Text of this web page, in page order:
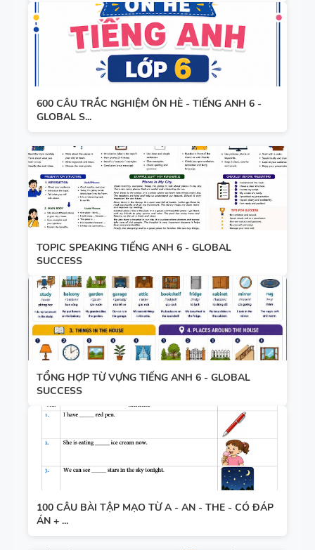
600 CÂU TRẮC NGHIỆM ÔN HÈ - TIẾNG ANH 6 -
GLOBAL S...
TOPIC SPEAKING TIẾNG ANH 6 - GLOBAL
SUCCESS
TỔNG HỢP TỪ VỰNG TIẾNG ANH 6 - GLOBAL
SUCCESS
100 CÂU BÀI TẬP MẠO TỪ A - AN - THE - CÓ ĐÁP
ÁN + ...